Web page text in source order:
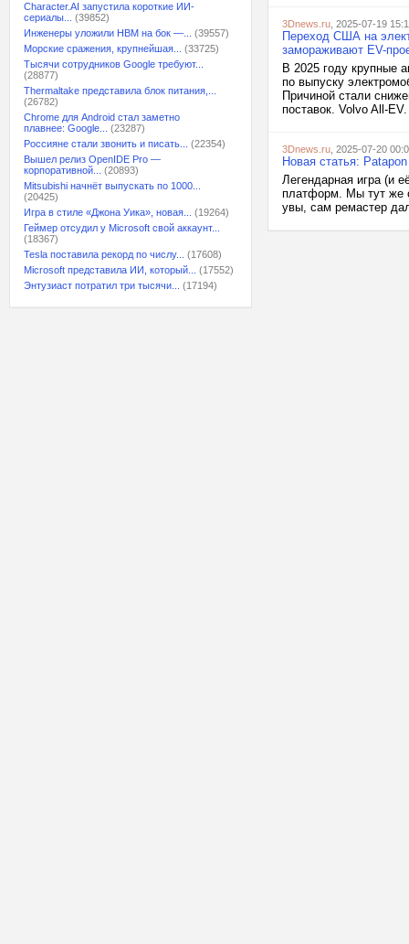
Character.AI запустила короткие ИИ-
сериалы...
(39852)
Инженеры уложили HBM на бок —...
(39557)
Морские сражения, крупнейшая...
(33725)
Тысячи сотрудников Google требуют...
(28877)
Thermaltake представила блок питания,...
(26782)
Chrome для Android стал заметно
плавнее: Google...
(23287)
Россияне стали звонить и писать...
(22354)
Вышел релиз OpenIDE Pro —
корпоративной...
(20893)
Mitsubishi начнёт выпускать по 1000...
(20425)
Игра в стиле «Джона Уика», новая...
(19264)
Геймер отсудил у Microsoft свой аккаунт...
(18367)
Tesla поставила рекорд по числу...
(17608)
Microsoft представила ИИ, который...
(17552)
Энтузиаст потратил три тысячи...
(17194)
3Dnews.ru , 2025-07-19
Переход США на
замораживают EV-
В 2025 году крупные
по выпуску
Причиной стали
поставок. Volvo All-
3Dnews.ru , 2025-07-20
Новая статья:
Легендарная игра (и
платформ. Мы тут же
увы, сам ремастер